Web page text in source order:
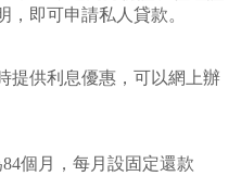
，即可申請私人貸款。
提供利息優惠，可以網上辦
個月，每月設固定還款